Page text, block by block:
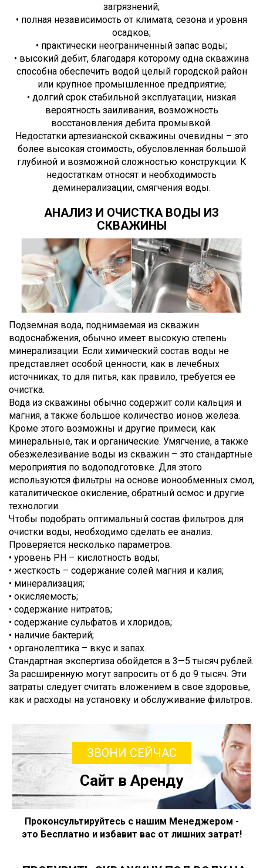
загрязнений;
• полная независимость от климата, сезона и уровня
осадков;
• практически неограниченный запас воды;
• высокий дебит, благодаря которому одна скважина
способна обеспечить водой целый городской район
или крупное промышленное предприятие;
• долгий срок стабильной эксплуатации, низкая
вероятность заиливания, возможность
восстановления дебита промывкой.
Недостатки артезианской скважины очевидны – это
более высокая стоимость, обусловленная большой
глубиной и возможной сложностью конструкции. К
недостаткам относят и необходимость
деминерализации, смягчения воды.
АНАЛИЗ И ОЧИСТКА ВОДЫ ИЗ
СКВАЖИНЫ
Подземная вода, поднимаемая из скважин
водоснабжения, обычно имеет высокую степень
минерализации. Если химический состав воды не
представляет особой ценности, как в лечебных
источниках, то для питья, как правило, требуется ее
очистка.
Вода из скважины обычно содержит соли кальция и
магния, а также большое количество ионов железа.
Кроме этого возможны и другие примеси, как
минеральные, так и органические. Умягчение, а также
обезжелезивание воды из скважин – это стандартные
мероприятия по водоподготовке. Для этого
используются фильтры на основе ионообменных смол,
каталитическое окисление, обратный осмос и другие
технологии.
Чтобы подобрать оптимальный состав фильтров для
очистки воды, необходимо сделать ее анализ.
Проверяется несколько параметров:
• уровень PH – кислотность воды;
• жесткость – содержание солей магния и калия;
• минерализация;
• окисляемость;
• содержание нитратов;
• содержание сульфатов и хлоридов;
• наличие бактерий;
• органолептика – вкус и запах.
Стандартная экспертиза обойдется в 3—5 тысяч рублей.
За расширенную могут запросить от 6 до 9 тысяч. Эти
затраты следует считать вложением в свое здоровье,
как и расходы на установку и обслуживание фильтров.
ЗВОНИ СЕЙЧАС
Сайт в Аренду
Проконсультируйтесь с нашим Менеджером -
это Бесплатно и избавит вас от лишних затрат!